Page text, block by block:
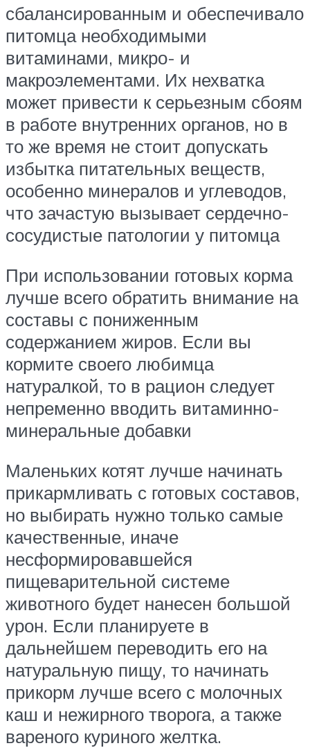
сбалансированным и обеспечивало
питомца необходимыми
витаминами, микро- и
макроэлементами. Их нехватка
может привести к серьезным сбоям
в работе внутренних органов, но в
то же время не стоит допускать
избытка питательных веществ,
особенно минералов и углеводов,
что зачастую вызывает сердечно-
сосудистые патологии у питомца
При использовании готовых корма
лучше всего обратить внимание на
составы с пониженным
содержанием жиров. Если вы
кормите своего любимца
натуралкой, то в рацион следует
непременно вводить витаминно-
минеральные добавки
Маленьких котят лучше начинать
прикармливать с готовых составов,
но выбирать нужно только самые
качественные, иначе
несформировавшейся
пищеварительной системе
животного будет нанесен большой
урон. Если планируете в
дальнейшем переводить его на
натуральную пищу, то начинать
прикорм лучше всего с молочных
каш и нежирного творога, а также
вареного куриного желтка.